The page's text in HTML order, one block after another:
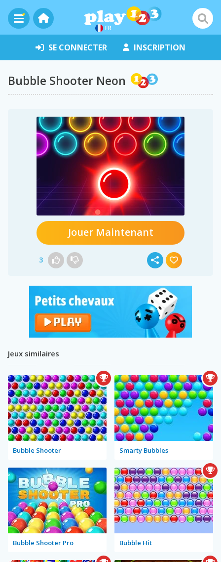
FR
SE CONNECTER INSCRIPTION
Bubble Shooter Neon
Jouer Maintenant
3
Jeux similaires
Bubble Shooter Smarty Bubbles
Bubble Shooter Pro Bubble Hit